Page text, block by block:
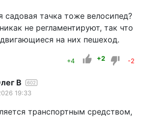
садовая тачка тоже велосипед?
не регламентируют, так что
на них пешеход.
+4 +2 -2
В 602
19:33
транспортным средством,